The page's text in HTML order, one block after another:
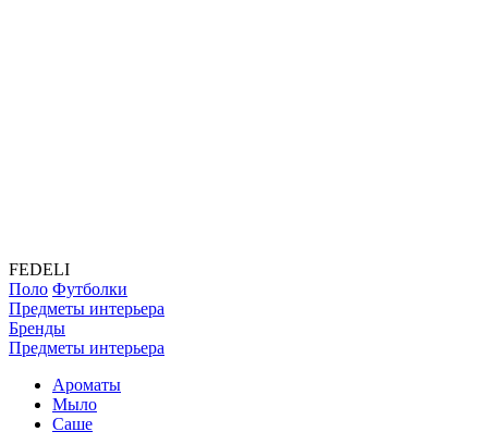
FEDELI
Поло Футболки
Предметы интерьера
Бренды
Предметы интерьера
Ароматы
Мыло
Саше